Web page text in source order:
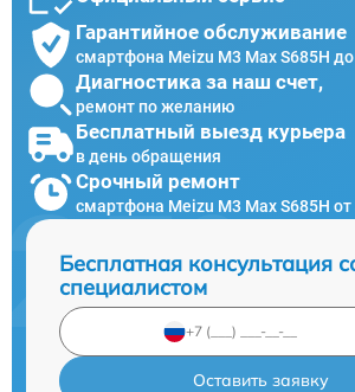
Гарантийное обслуживание
смартфона Meizu M3 Max S685H до
Диагностика за наш счет,
ремонт по желанию
Бесплатный выезд курьера
в день обращения
Срочный ремонт
смартфона Meizu M3 Max S685H
Бесплатная консультация
специалистом
Оставить заявку